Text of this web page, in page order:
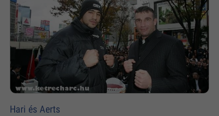
Hari és Aerts